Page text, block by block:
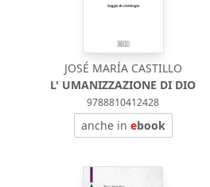
JOSÉ MARÍA CASTILLO
L' UMANIZZAZIONE DI DIO
9788810412428
anche in ebook